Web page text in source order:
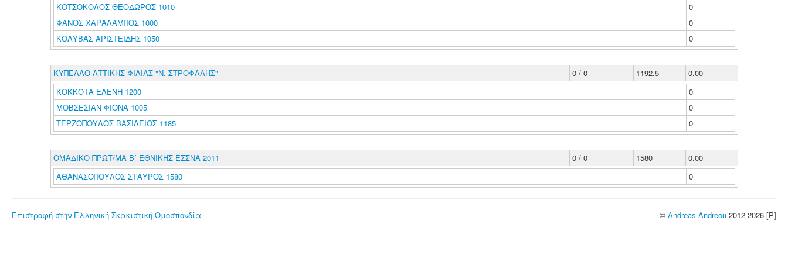
ΚΟΤΣΟΚΟΛΟΣ ΘΕΟΔΩΡΟΣ 1010
0
ΦΑΝΟΣ ΧΑΡΑΛΑΜΠΟΣ 1000
0
ΚΟΛΥΒΑΣ ΑΡΙΣΤΕΙΔΗΣ 1050
0
ΚΥΠΕΛΛΟ ΑΤΤΙΚΗΣ ΦΙΛΙΑΣ "Ν. ΣΤΡΟΦΑΛΗΣ" 0 / 0 1192.5
0.00
ΚΟΚΚΟΤΑ ΕΛΕΝΗ 1200
0
ΜΟΒΣΕΣΙΑΝ ΦΙΟΝΑ 1005
0
ΤΕΡΖΟΠΟΥΛΟΣ ΒΑΣΙΛΕΙΟΣ 1185
0
ΟΜΑΔΙΚΟ ΠΡΩΤ/ΜΑ Β΄ ΕΘΝΙΚΗΣ ΕΣΣΝΑ 2011 0 / 0 1580
0.00
ΑΘΑΝΑΣΟΠΟΥΛΟΣ ΣΤΑΥΡΟΣ 1580
0
Επιστροφή στην Ελληνική Σκακιστική Ομοσπονδία © Andreas Andreou 2012-2026 [P]